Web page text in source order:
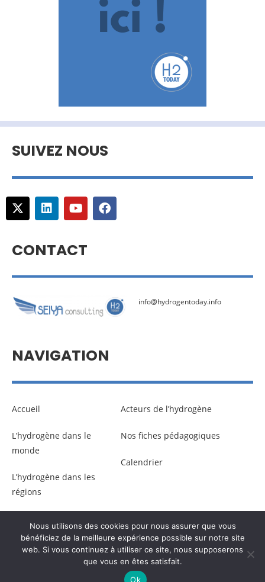
SUIVEZ NOUS
CONTACT
info@hydrogentoday.info
NAVIGATION
Accueil
L’hydrogène dans le
monde
L’hydrogène dans les
régions
Acteurs de l’hydrogène
Nos fiches pédagogiques
Calendrier
© Copyright –Communicaweb 2026
Gestion des données personnelles
Nous utilisons des cookies pour nous assurer que vous
bénéficiez de la meilleure expérience possible sur notre site
web. Si vous continuez à utiliser ce site, nous supposerons
que vous en êtes satisfait.
Ok